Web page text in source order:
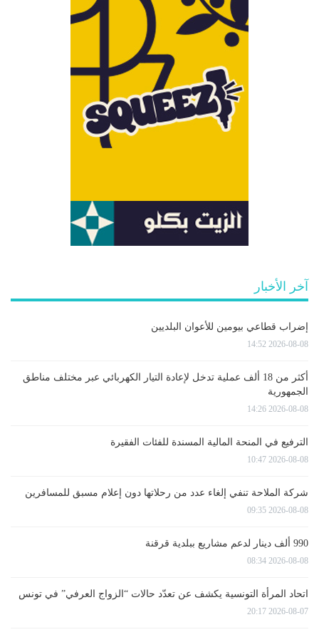
آخر الأخبار
إضراب قطاعي بيومين للأعوان البلديين
2026-08-08 14:52
أكثر من 18 ألف عملية تدخل لإعادة التيار الكهربائي عبر مختلف مناطق
الجمهورية
2026-08-08 14:26
الترفيع في المنحة المالية المسندة للفئات الفقيرة
2026-08-08 10:47
شركة الملاحة تنفي إلغاء عدد من رحلاتها دون إعلام مسبق للمسافرين
2026-08-08 09:35
990 ألف دينار لدعم مشاريع ببلدية قرقنة
2026-08-08 08:34
اتحاد المرأة التونسية يكشف عن تعدّد حالات “الزواج العرفي” في تونس
2026-08-07 20:17